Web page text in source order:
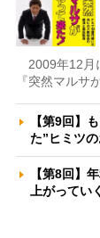
2009年12月
『突然マル
【第9回】
た”ヒミツ
【第8回】
上がってい